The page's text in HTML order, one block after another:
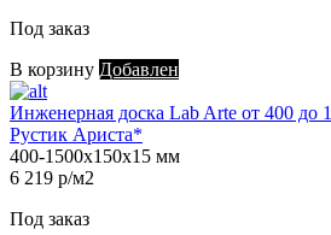
Под заказ
В корзину Добавлен
Инженерная доска Lab Arte от 400 до
Рустик Ариста*
400-1500х150х15 мм
6 219 р/м2
Под заказ